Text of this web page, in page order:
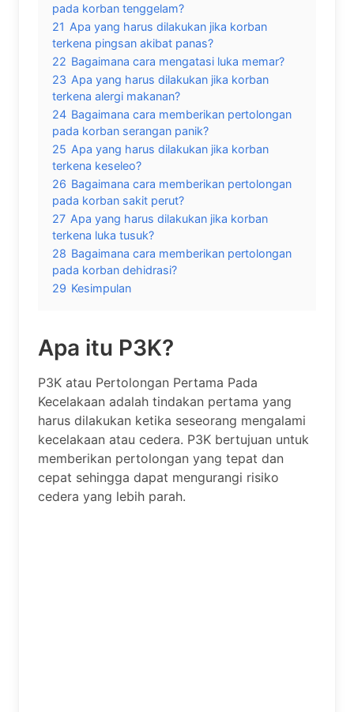
pada korban tenggelam?
21 Apa yang harus dilakukan jika korban
terkena pingsan akibat panas?
22 Bagaimana cara mengatasi luka memar?
23 Apa yang harus dilakukan jika korban
terkena alergi makanan?
24 Bagaimana cara memberikan pertolongan
pada korban serangan panik?
25 Apa yang harus dilakukan jika korban
terkena keseleo?
26 Bagaimana cara memberikan pertolongan
pada korban sakit perut?
27 Apa yang harus dilakukan jika korban
terkena luka tusuk?
28 Bagaimana cara memberikan pertolongan
pada korban dehidrasi?
29 Kesimpulan
Apa itu P3K?
P3K atau Pertolongan Pertama Pada
Kecelakaan adalah tindakan pertama yang
harus dilakukan ketika seseorang mengalami
kecelakaan atau cedera. P3K bertujuan untuk
memberikan pertolongan yang tepat dan
cepat sehingga dapat mengurangi risiko
cedera yang lebih parah.